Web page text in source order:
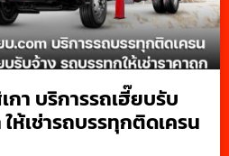
กา บริการรถเฮี๊ยบรับ
ให้เช่ารถบรรทุกติดเครน